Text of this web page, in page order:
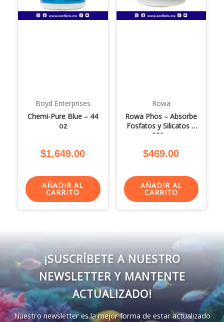
Boyd Enterprises
Chemi-Pure Blue – 44
oz
$1,649.00
AÑADIR AL
CARRITO
Rowa
Rowa Phos – Absorbe
Fosfatos y Silicatos –
250 g
$469.00
AÑADIR AL
CARRITO
¡SUSCRÍBETE A NUESTRO
NEWSLETTER Y MANTENTE
ACTUALIZADO!
Nuestro newsletter es la mejor forma de estar actualizado